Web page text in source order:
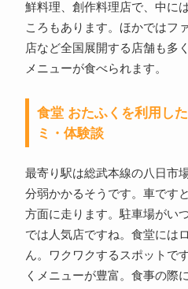
鮮料理、創作料理店で、中に
ころもあります。ほかではフ
店など全国展開する店舗も多
メニューが食べられます。
食堂 おたふくを利用し
ミ・体験談
最寄り駅は総武本線の八日市
分弱かかるそうです。車です
方面に走ります。駐車場がい
では人気店ですね。食堂には
ん。ワクワクするスポットで
くメニューが豊富。食事の際